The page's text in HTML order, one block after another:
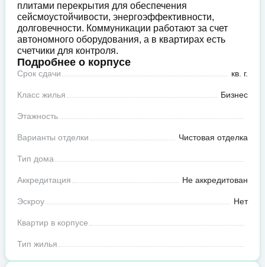
плитами перекрытия для обеспечения
сейсмоустойчивости, энергоэффективности,
долговечности. Коммуникации работают за счет
автономного оборудования, а в квартирах есть
счетчики для контроля.
Подробнее о корпусе
Срок сдачи кв. г.
Класс жилья Бизнес
Этажность
Варианты отделки Чистовая отделка
Тип дома
Аккредитация Не аккредитован
Эскроу Нет
Квартир в корпусе
Тип жилья